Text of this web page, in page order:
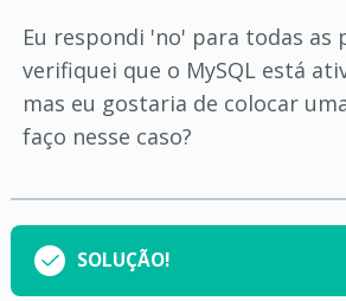
Eu respondi 'no' para todas as
verifiquei que o MySQL está
mas eu gostaria de colocar
faço nesse caso?
SOLUÇÃO!